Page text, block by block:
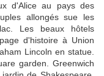
d'Alice au pays des
allongés sue les
Les beaux hôtels
d'histoire à Union
Lincoln en statue.
garden. Greenwich